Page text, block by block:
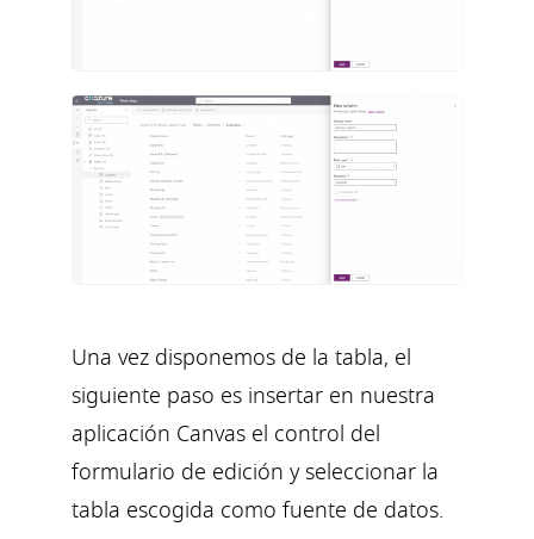
Una vez disponemos de la tabla, el
siguiente paso es insertar en nuestra
aplicación Canvas el control del
formulario de edición y seleccionar la
tabla escogida como fuente de datos.